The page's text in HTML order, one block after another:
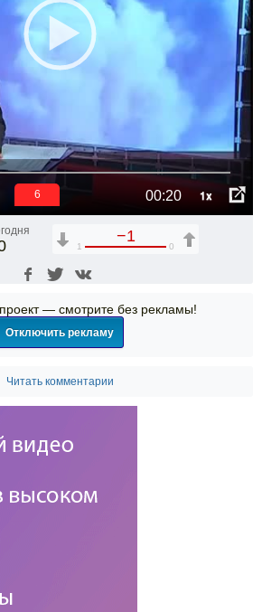
00:20 1x
6
−1
1 0
— смотрите без рекламы!
Отключить рекламу
Читать комментарии